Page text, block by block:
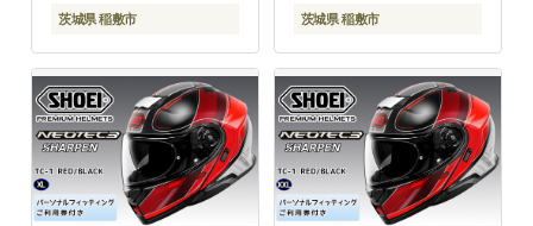
茨城県 稲敷市 茨城県 稲敷市